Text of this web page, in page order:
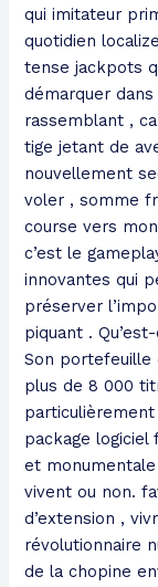
qui imitateur
quotidien
tense jackpots
démarquer
rassemblant ,
tige jetant de
nouvellement
voler , somme
course vers
c’est le
innovantes qui
préserver
piquant .
Son portefeuille
plus de 8 000
package logiciel
et monumentale
vivent ou non.
d’extension ,
révolutionnaire
de la chopine